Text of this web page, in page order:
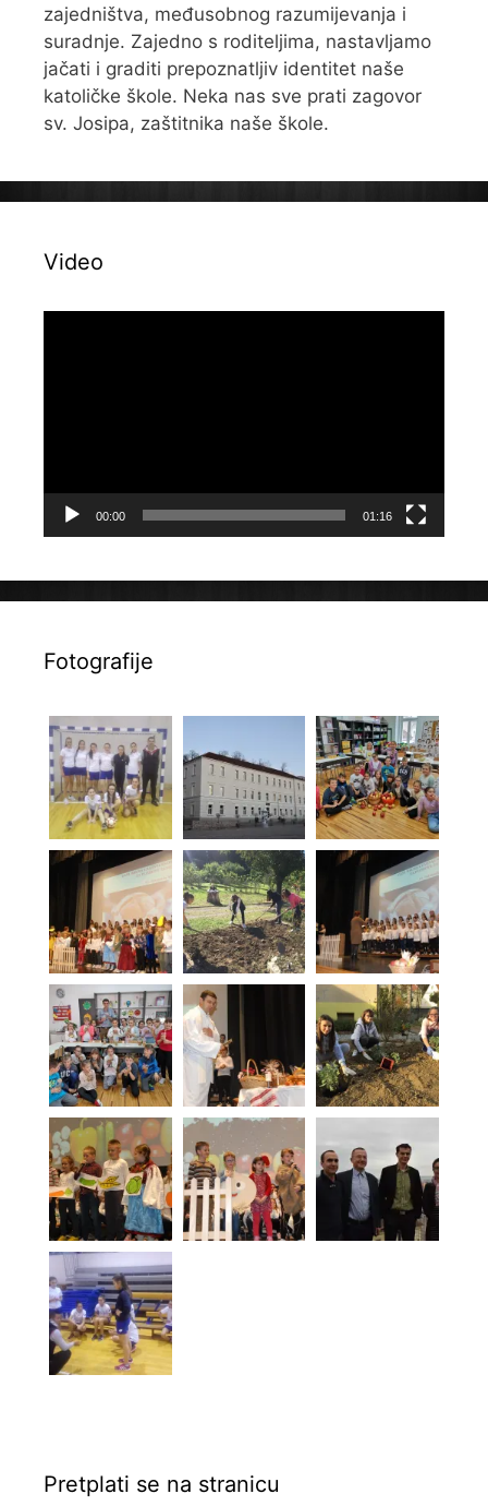
zajedništva, međusobnog razumijevanja i
suradnje. Zajedno s roditeljima, nastavljamo
jačati i graditi prepoznatljiv identitet naše
katoličke škole. Neka nas sve prati zagovor
sv. Josipa, zaštitnika naše škole.
Video
00:00 01:16
Fotografije
Pretplati se na stranicu